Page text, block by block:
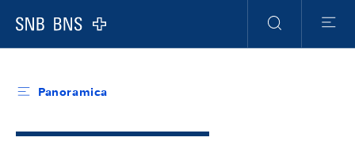
Logo
Navigation
Ricerca Menu
Panoramica